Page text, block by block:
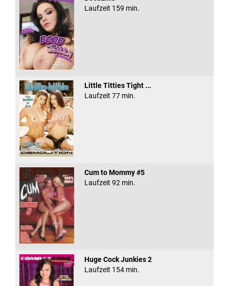
Laufzeit 159 min.
Little Titties Tight ...
Laufzeit 77 min.
Cum to Mommy #5
Laufzeit 92 min.
Huge Cock Junkies 2
Laufzeit 154 min.